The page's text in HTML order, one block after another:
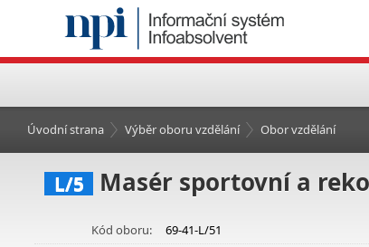
Úvodní strana Výběr oboru vzdělání Obor vzdělání
L/5 Masér sportovní a
Kód oboru:
69-41-L/51